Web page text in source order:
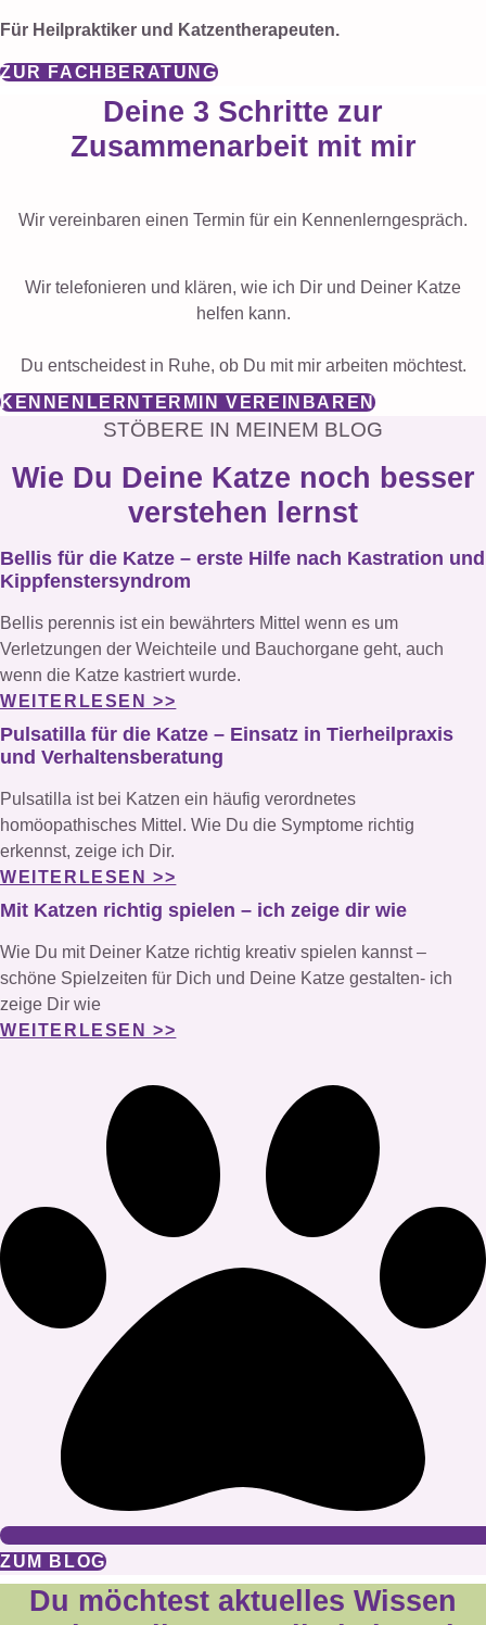
Für Heilpraktiker und Katzentherapeuten.
ZUR FACHBERATUNG
Deine 3 Schritte zur
Zusammenarbeit mit mir
Wir vereinbaren einen Termin für ein Kennenlerngespräch.
Wir telefonieren und klären, wie ich Dir und Deiner Katze
helfen kann.
Du entscheidest in Ruhe, ob Du mit mir arbeiten möchtest.
KENNENLERNTERMIN VEREINBAREN
STÖBERE IN MEINEM BLOG
Wie Du Deine Katze noch besser
verstehen lernst
Bellis für die Katze – erste Hilfe nach Kastration und
Kippfenstersyndrom
Bellis perennis ist ein bewährters Mittel wenn es um
Verletzungen der Weichteile und Bauchorgane geht, auch
wenn die Katze kastriert wurde.
WEITERLESEN >>
Pulsatilla für die Katze – Einsatz in Tierheilpraxis
und Verhaltensberatung
Pulsatilla ist bei Katzen ein häufig verordnetes
homöopathisches Mittel. Wie Du die Symptome richtig
erkennst, zeige ich Dir.
WEITERLESEN >>
Mit Katzen richtig spielen – ich zeige dir wie
Wie Du mit Deiner Katze richtig kreativ spielen kannst –
schöne Spielzeiten für Dich und Deine Katze gestalten- ich
zeige Dir wie
WEITERLESEN >>
ZUM BLOG
Du möchtest aktuelles Wissen